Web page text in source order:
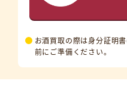
お酒買取の際は身分証明
前にご準備ください。